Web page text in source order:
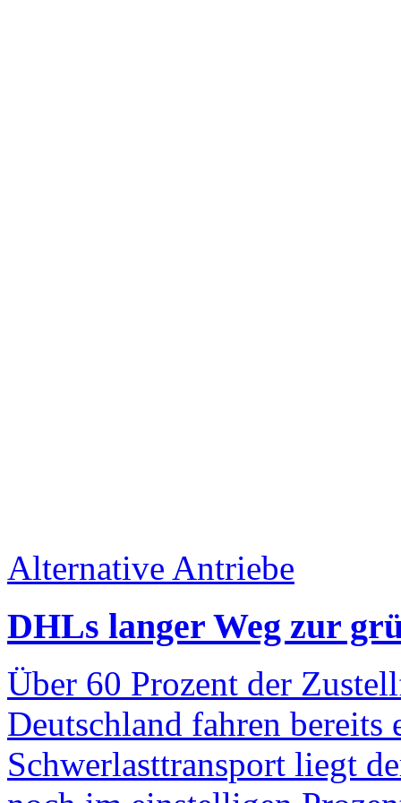
Alternative Antriebe
DHLs langer Weg zur
Über 60 Prozent der
Deutschland fahren
Schwerlasttransport liegt